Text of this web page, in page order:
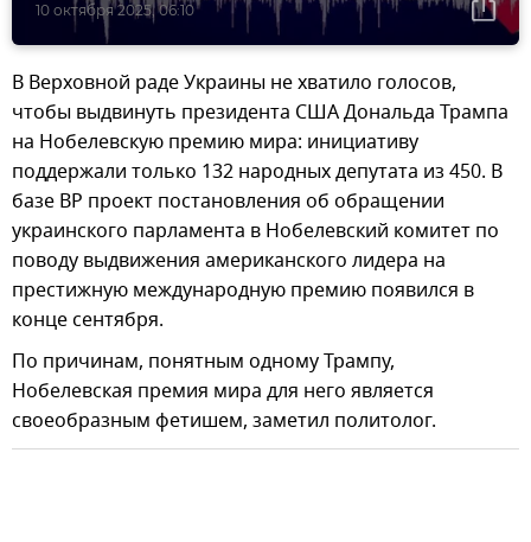
10 октября 2025, 06:10
В Верховной раде Украины не хватило голосов,
чтобы выдвинуть президента США Дональда Трампа
на Нобелевскую премию мира: инициативу
поддержали только 132 народных депутата из 450. В
базе ВР проект постановления об обращении
украинского парламента в Нобелевский комитет по
поводу выдвижения американского лидера на
престижную международную премию появился в
конце сентября.
По причинам, понятным одному Трампу,
Нобелевская премия мира для него является
своеобразным фетишем, заметил политолог.